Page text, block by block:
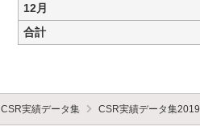
12月
合計
CSR実績データ集 CSR実績データ集2019